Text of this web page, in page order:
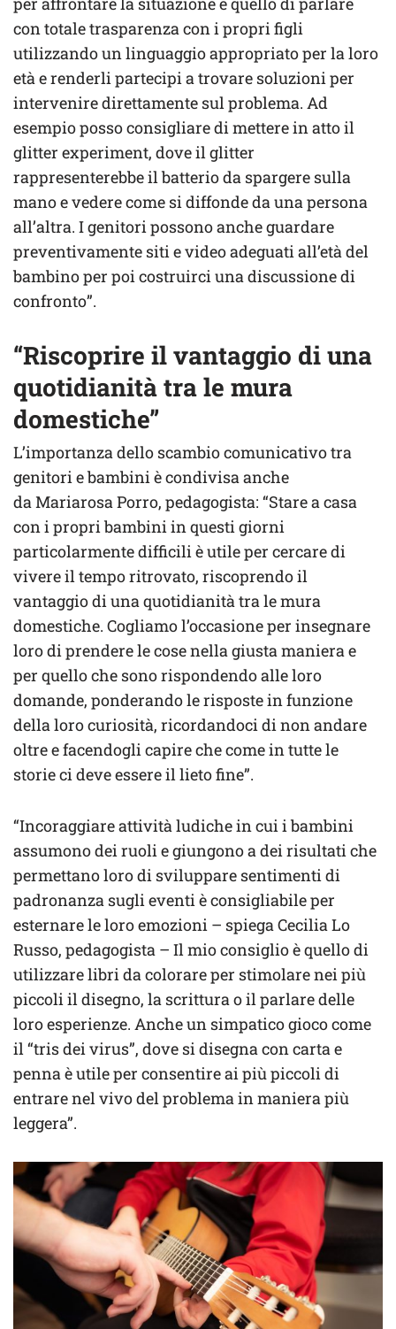
con totale trasparenza con i propri figli
utilizzando un linguaggio appropriato per la loro
età e renderli partecipi a trovare soluzioni per
intervenire direttamente sul problema. Ad
esempio posso consigliare di mettere in atto il
glitter experiment, dove il glitter
rappresenterebbe il batterio da spargere sulla
mano e vedere come si diffonde da una persona
all’altra. I genitori possono anche guardare
preventivamente siti e video adeguati all’età del
bambino per poi costruirci una discussione di
confronto”.
“Riscoprire il vantaggio di una
quotidianità tra le mura
domestiche”
L’importanza dello scambio comunicativo tra
genitori e bambini è condivisa anche
da Mariarosa Porro, pedagogista: “Stare a casa
con i propri bambini in questi giorni
particolarmente difficili è utile per cercare di
vivere il tempo ritrovato, riscoprendo il
vantaggio di una quotidianità tra le mura
domestiche. Cogliamo l’occasione per insegnare
loro di prendere le cose nella giusta maniera e
per quello che sono rispondendo alle loro
domande, ponderando le risposte in funzione
della loro curiosità, ricordandoci di non andare
oltre e facendogli capire che come in tutte le
storie ci deve essere il lieto fine”.
“Incoraggiare attività ludiche in cui i bambini
assumono dei ruoli e giungono a dei risultati che
permettano loro di sviluppare sentimenti di
padronanza sugli eventi è consigliabile per
esternare le loro emozioni – spiega Cecilia Lo
Russo, pedagogista – Il mio consiglio è quello di
utilizzare libri da colorare per stimolare nei più
piccoli il disegno, la scrittura o il parlare delle
loro esperienze. Anche un simpatico gioco come
il “tris dei virus”, dove si disegna con carta e
penna è utile per consentire ai più piccoli di
entrare nel vivo del problema in maniera più
leggera”.